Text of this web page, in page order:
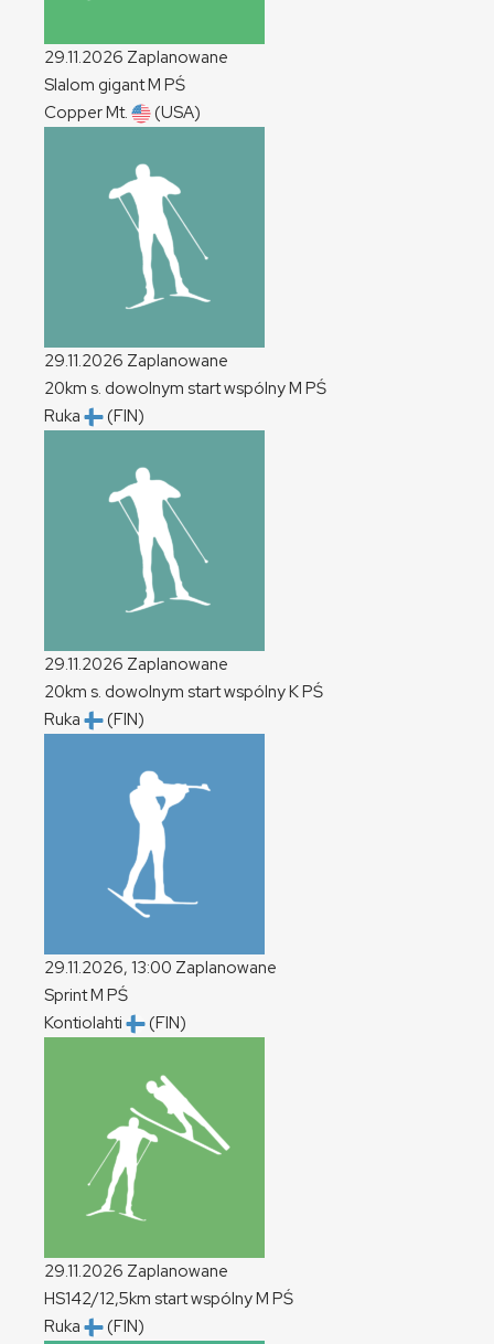
29.11.2026 Zaplanowane
Slalom gigantM PŚ
Copper Mt.
(USA)
29.11.2026 Zaplanowane
20km s. dowolnym start wspólnyM PŚ
Ruka
(FIN)
29.11.2026 Zaplanowane
20km s. dowolnym start wspólnyKPŚ
Ruka
(FIN)
29.11.2026, 13:00 Zaplanowane
SprintM PŚ
Kontiolahti
(FIN)
29.11.2026 Zaplanowane
HS142/12,5km start wspólnyM PŚ
Ruka
(FIN)